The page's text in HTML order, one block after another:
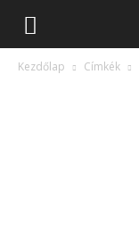
Mobilissimo.hu
Kezdőlap Címkék